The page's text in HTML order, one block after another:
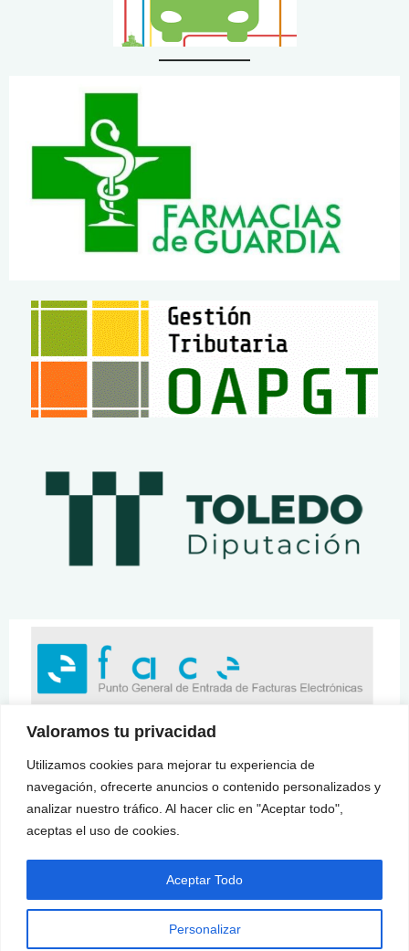
Valoramos tu privacidad
Utilizamos cookies para mejorar tu experiencia de
navegación, ofrecerte anuncios o contenido personalizados y
analizar nuestro tráfico. Al hacer clic en "Aceptar todo",
aceptas el uso de cookies.
Personalizar
Aceptar Todo